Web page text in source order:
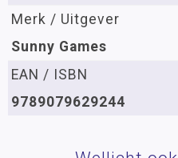
Merk / Uitgever
Sunny Games
EAN / ISBN
9789079629244